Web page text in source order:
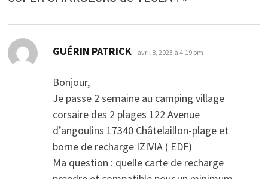
GUÉRIN PATRICK dit :
avril 8, 2023 à 4:19 pm
Bonjour,
Je passe 2 semaine au camping village
corsaire des 2 plages 122 Avenue
d’angoulins 17340 Châtelaillon-plage et
borne de recharge IZIVIA ( EDF)
Ma question : quelle carte de recharge